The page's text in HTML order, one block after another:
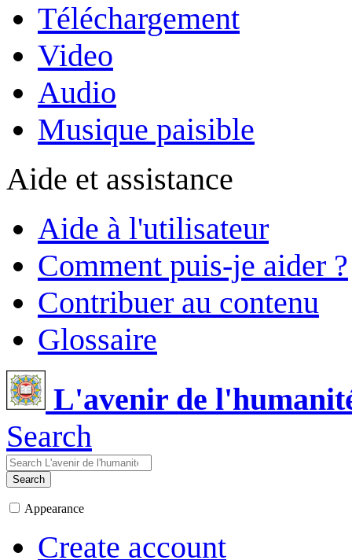
Téléchargement
Video
Audio
Musique paisible
Aide et assistance
Aide à l'utilisateur
Comment puis-je aider ?
Contribuer au contenu
Glossaire
L'avenir de
Search
Search
Appearance
Create account